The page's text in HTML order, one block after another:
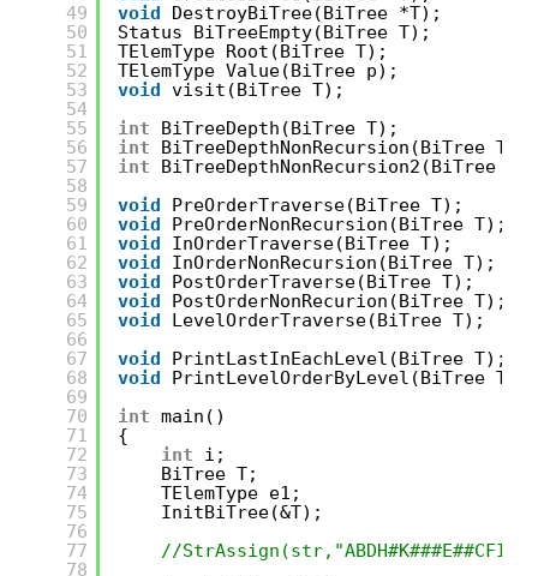
49
50
51
52
53
54
55
56
57
58
59
60
61
62
63
64
65
66
67
68
69
70
71
72
73
74
75
76
77
78
void
DestroyBiTree(BiTree *T);
Status BiTreeEmpty(BiTree T);
TElemType Root(BiTree T);
TElemType Value(BiTree p);
void visit(BiTree T);
int
BiTreeDepth(BiTree T);
int
BiTreeDepthNonRecursion(BiTree T);
int
BiTreeDepthNonRecursion2(BiTree T);
void
PreOrderTraverse(BiTree T);
void
PreOrderNonRecursion(BiTree T);
void
InOrderTraverse(BiTree T);
void
InOrderNonRecursion(BiTree T);
void
PostOrderTraverse(BiTree T);
void
PostOrderNonRecurion(BiTree T);
void
LevelOrderTraverse(BiTree T);
void
PrintLastInEachLevel(BiTree T);
void
PrintLevelOrderByLevel(BiTree T);
int main()
{
int
i;
BiTree T;
TElemType e1;
InitBiTree(&T);
//